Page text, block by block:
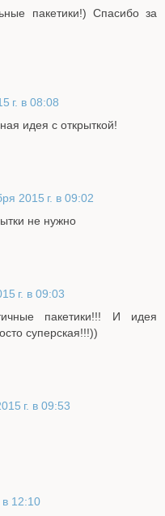
пакетики!) Спасибо за
г. в 08:08
идея с открыткой!
2015 г. в 09:02
не нужно
г. в 09:03
пакетики!!! И идея
суперская!!!))
г. в 09:53
в 12:10